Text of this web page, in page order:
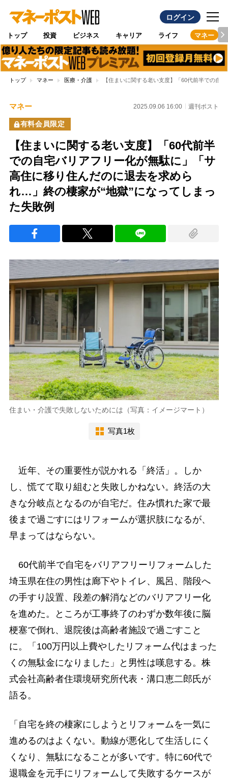
ログイン
トップ 投資 ビジネス キャリア ライフ マネー
トップ マネー 医療・介護 【住まいに関する老い支度】「60代前半での自
マネー 2025.09.06 16:00 週刊ポスト
有料会員限定
【住まいに関する老い支度】「60代前半
での自宅バリアフリー化が無駄に」「サ
高住に移り住んだのに退去を求めら
れ…」終の棲家が“地獄”になってしまっ
た失敗例
住まい・介護で失敗しないためには（写真：イメージマート）
写真1枚
近年、その重要性が説かれる「終活」。しか
し、慌てて取り組むと失敗しかねない。終活の大
きな分岐点となるのが自宅だ。住み慣れた家で最
後まで過ごすにはリフォームが選択肢になるが、
早まってはならない。
60代前半で自宅をバリアフリーリフォームした
埼玉県在住の男性は廊下やトイレ、風呂、階段へ
の手すり設置、段差の解消などのバリアフリー化
を進めた。ところが工事終了のわずか数年後に脳
梗塞で倒れ、退院後は高齢者施設で過ごすこと
に。「100万円以上費やしたリフォーム代はまった
くの無駄金になりました」と男性は嘆息する。株
式会社高齢者住環境研究所代表・溝口恵二郎氏が
語る。
「自宅を終の棲家にしようとリフォームを一気に
進めるのはよくない。動線が悪化して生活しにく
くなり、無駄になることが多いです。特に60代で
退職金を元手にリフォームして失敗するケースが